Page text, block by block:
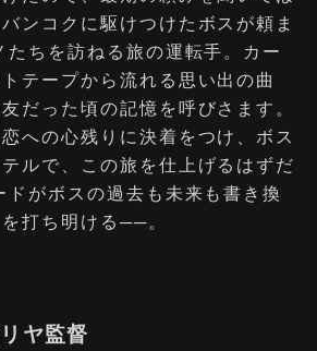
ンコクに駆けつけたボスが頼ま
たちを訪ねる旅の運転手。カー
テープから流れる思い出の曲
だった頃の記憶を呼びさます。
への心残りに決着をつけ、ボス
ルで、この旅を仕上げるはずだ
ドがボスの過去も未来も書き換
打ち明ける──。
ヤ監督